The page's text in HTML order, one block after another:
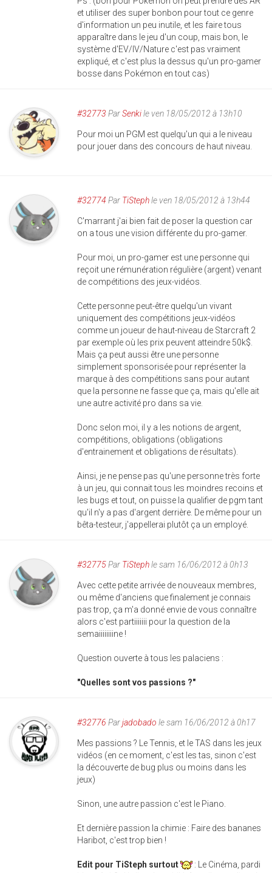
et utiliser des super bonbon pour tout ce genre
d'information un peu inutile, et les faire tous
apparaître dans le jeu d'un coup, mais bon, le
système d'EV/IV/Nature c'est pas vraiment
expliqué, et c'est plus la dessus qu'un pro-gamer
bosse dans Pokémon en tout cas)
#32773 ParSenkile ven 18/05/2012 à 13h10
Pour moi un PGM est quelqu'un qui a le niveau
pour jouer dans des concours de haut niveau.
#32774 Par TiStephle ven 18/05/2012 à 13h44
C'marrant j'ai bien fait de poser la question car
on a tous une vision différente du pro-gamer.
Pour moi, un pro-gamer est une personne qui
reçoit une rémunération régulière (argent) venant
de compétitions des jeux-vidéos.
Cette personne peut-être quelqu'un vivant
uniquement des compétitions jeux-vidéos
comme un joueur de haut-niveau de Starcraft 2
par exemple où les prix peuvent atteindre 50k$.
Mais ça peut aussi être une personne
simplement sponsorisée pour représenter la
marque à des compétitions sans pour autant
que la personne ne fasse que ça, mais qu'elle ait
une autre activité pro dans sa vie.
Donc selon moi, il y a les notions de argent,
compétitions, obligations (obligations
d'entrainement et obligations de résultats).
Ainsi, je ne pense pas qu'une personne très forte
à un jeu, qui connait tous les moindres recoins et
les bugs et tout, on puisse la qualifier de pgm tant
qu'il n'y a pas d'argent derrière. De même pour un
bêta-testeur, j'appellerai plutôt ça un employé.
#32775Par TiStephle sam 16/06/2012 à 0h13
Avec cette petite arrivée de nouveaux membres,
ou même d'anciens que finalement je connais
pas trop, ça m'a donné envie de vous connaître
alors c'est partiiiiiii pour la question de la
semaiiiiiiiine !
Question ouverte à tous les palaciens :
"Quelles sont vos passions ?"
#32776 Parjadobado le sam 16/06/2012 à 0h17
Mes passions ? Le Tennis, et le TAS dans les jeux
vidéos (en ce moment, c'est les tas, sinon c'est
la découverte de bug plus ou moins dans les
jeux)
Sinon, une autre passion c'est le Piano.
Et dernière passion la chimie : Faire des bananes
Haribot, c'est trop bien !
Edit pour TiSteph surtout
: Le Cinéma, pardi